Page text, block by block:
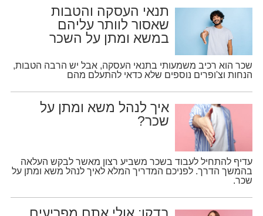
התנתקות
תנאי העסקה והטבות
שאסור לוותר עליהם
במשא ומתן על השכר
שכר הוא רכיב משמעותי בתנאי העסקה, אבל יש הרבה הטבות,
הנחות וצ'ופרים נוספים שלא כדאי להתעלם מהם
איך לנהל משא ומתן על
שכר?
עדיף להתחיל לעבוד בשכר משביע רצון מאשר לבקש העלאה
בהמשך הדרך. לפניכם המדריך המלא לאיך לנהל משא ומתן על
שכר.